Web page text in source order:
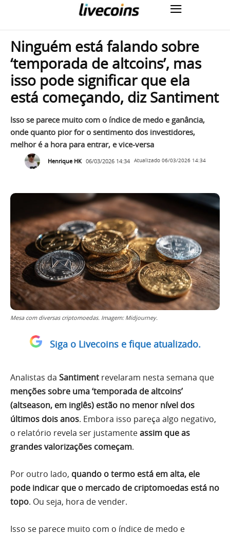
Ninguém está falando sobre
‘temporada de altcoins’, mas
isso pode significar que ela
está começando, diz Santiment
Isso se parece muito com o índice de medo e ganância,
onde quanto pior for o sentimento dos investidores,
melhor é a hora para entrar, e vice-versa
Henrique HK 06/03/2026 14:34 Atualizado 06/03/2026 14:34
Mesa com diversas criptomoedas. Imagem: Midjourney.
Siga o Livecoins e fique atualizado.
Analistas da Santiment revelaram nesta semana que
menções sobre uma ‘temporada de altcoins’
(altseason, em inglês) estão no menor nível dos
últimos dois anos. Embora isso pareça algo negativo,
o relatório revela ser justamenteassim que as
grandes valorizações começam.
Por outro lado, quando o termo está em alta, ele
pode indicar que o mercado de criptomoedas está no
topo. Ou seja, hora de vender.
Isso se parece muito com o índice de medo e